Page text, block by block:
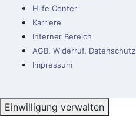
Hilfe Center
Karriere
Interner Bereich
AGB, Widerruf, Datenschutz
Impressum
Einwilligung verwalten